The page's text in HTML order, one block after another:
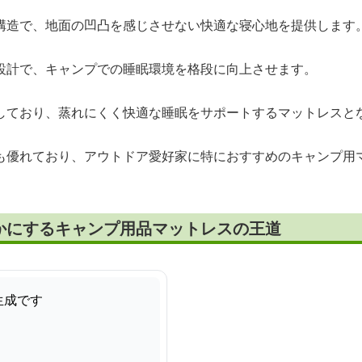
で、地面の凹凸を感じさせない快適な寝心地を提供します。
で、キャンプでの睡眠環境を格段に向上させます。
おり、蒸れにくく快適な睡眠をサポートするマットレスと
れており、アウトドア愛好家に特におすすめのキャンプ用
するキャンプ用品マットレスの王道